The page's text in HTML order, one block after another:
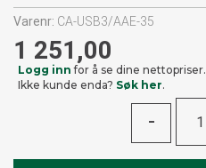
Varenr: CA-USB3/AAE-35
1 251,00
Logg inn for å se dine nettopriser.
Ikke kunde enda? Søk her.
-